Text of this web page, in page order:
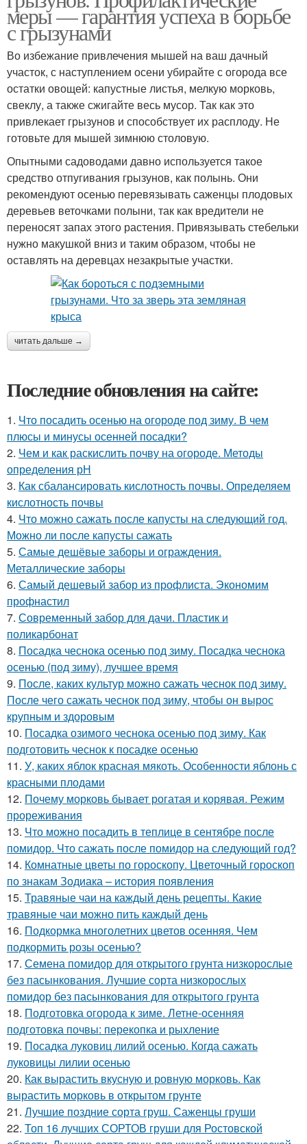
меры — гарантия успеха в борьбе
с грызунами
Во избежание привлечения мышей на ваш дачный
участок, с наступлением осени убирайте с огорода все
остатки овощей: капустные листья, мелкую морковь,
свеклу, а также сжигайте весь мусор. Так как это
привлекает грызунов и способствует их расплоду. Не
готовьте для мышей зимнюю столовую.
Опытными садоводами давно используется такое
средство отпугивания грызунов, как полынь. Они
рекомендуют осенью перевязывать саженцы плодовых
деревьев веточками полыни, так как вредители не
переносят запах этого растения. Привязывать стебельки
нужно макушкой вниз и таким образом, чтобы не
оставлять на деревцах незакрытые участки.
читать дальше →
Последние обновления на сайте:
1. Что посадить осенью на огороде под зиму. В чем
плюсы и минусы осенней посадки?
2. Чем и как раскислить почву на огороде. Методы
определения рН
3. Как сбалансировать кислотность почвы. Определяем
кислотность почвы
4. Что можно сажать после капусты на следующий год.
Можно ли после капусты сажать
5. Самые дешёвые заборы и ограждения.
Металлические заборы
6. Самый дешевый забор из профлиста. Экономим
профнастил
7. Современный забор для дачи. Пластик и
поликарбонат
8. Посадка чеснока осенью под зиму. Посадка чеснока
осенью (под зиму), лучшее время
9. После, каких культур можно сажать чеснок под зиму.
После чего сажать чеснок под зиму, чтобы он вырос
крупным и здоровым
10. Посадка озимого чеснока осенью под зиму. Как
подготовить чеснок к посадке осенью
11. У, каких яблок красная мякоть. Особенности яблонь с
красными плодами
12. Почему морковь бывает рогатая и корявая. Режим
прореживания
13. Что можно посадить в теплице в сентябре после
помидор. Что сажать после помидор на следующий год?
14. Комнатные цветы по гороскопу. Цветочный гороскоп
по знакам Зодиака – история появления
15. Травяные чаи на каждый день рецепты. Какие
травяные чаи можно пить каждый день
16. Подкормка многолетних цветов осенняя. Чем
подкормить розы осенью?
17. Семена помидор для открытого грунта низкорослые
без пасынкования. Лучшие сорта низкорослых
помидор без пасынкования для открытого грунта
18. Подготовка огорода к зиме. Летне-осенняя
подготовка почвы: перекопка и рыхление
19. Посадка луковиц лилий осенью. Когда сажать
луковицы лилии осенью
20. Как вырастить вкусную и ровную морковь. Как
вырастить морковь в открытом грунте
21. Лучшие поздние сорта груш. Саженцы груши
22. Топ 16 лучших СОРТОВ груши для Ростовской